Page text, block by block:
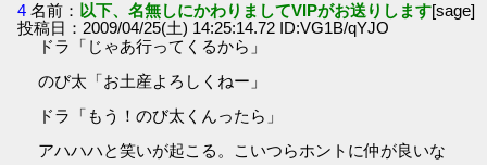
4 名前： 以下、名無しにかわりましてVIPがお送りします[sage]
投稿日：2009/04/25(土) 14:25:14.72 ID:VG1B/qYJO
ドラ「じゃあ行ってくるから」
のび太「お土産よろしくねー」
ドラ「もう！のび太くんったら」
アハハハと笑いが起こる。こいつらホントに仲が良いな